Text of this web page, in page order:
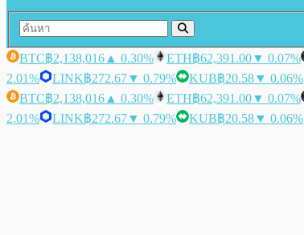
BTC฿2,138,016 ▲ 0.30% ETH฿62,391.00▼ 0.07%
2.01%
LINK฿272.67▼ 0.79% KUB฿20.58▼ 0.06%
BTC฿2,138,016 ▲ 0.30% ETH฿62,391.00▼ 0.07%
2.01%
LINK฿272.67▼ 0.79% KUB฿20.58▼ 0.06%